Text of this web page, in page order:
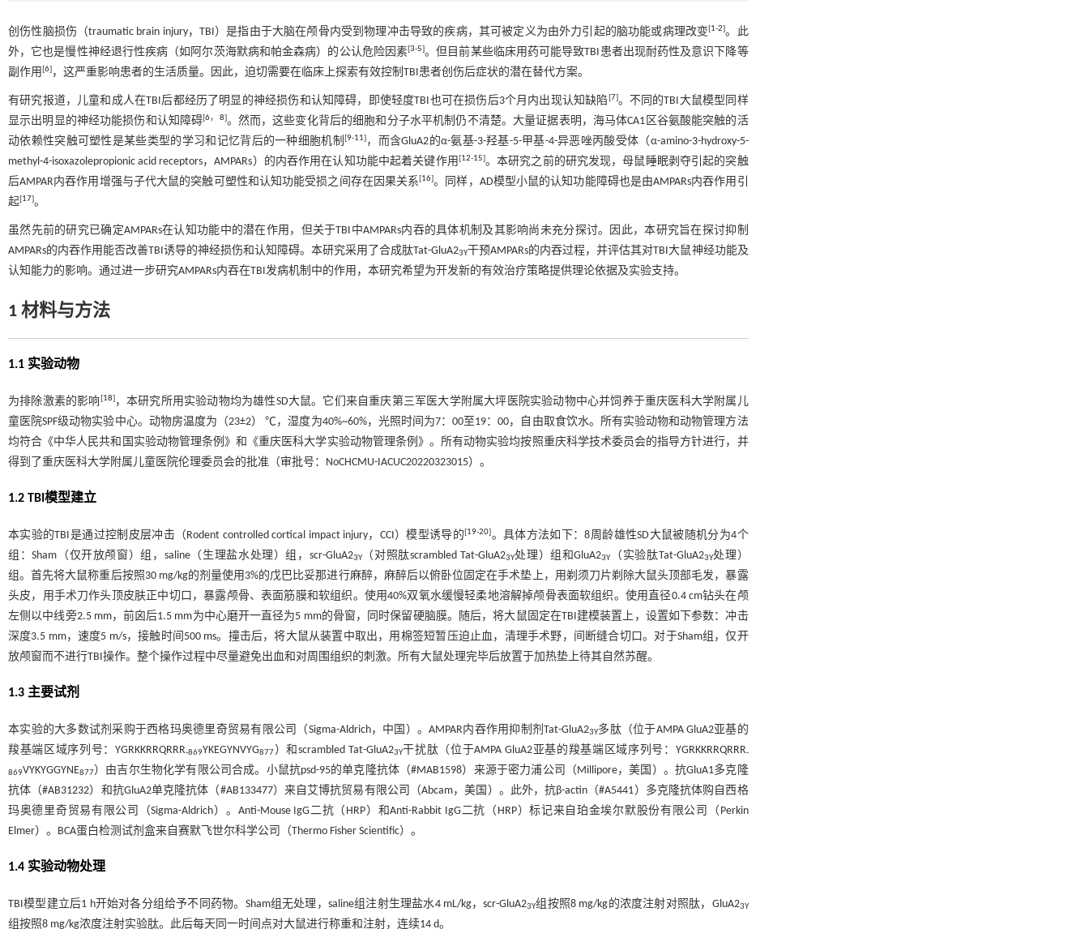
创伤性脑损伤（traumatic brain injury，TBI）是指由于大脑在颅骨内受到物理冲击导致的疾病，其可被定义为由外力引起的脑功能或病理改变[1-2]。此
外，它也是慢性神经退行性疾病（如阿尔茨海默病和帕金森病）的公认危险因素[3-5]。但目前某些临床用药可能导致TBI患者出现耐药性及意识下降等
副作用 [6] ，这严重影响患者的生活质量。因此，迫切需要在临床上探索有效控制TBI患者创伤后症状的潜在替代方案。
有研究报道，儿童和成人在TBI后都经历了明显的神经损伤和认知障碍，即使轻度TBI也可在损伤后3个月内出现认知缺陷 [7]。不同的TBI大鼠模型同样
显示出明显的神经功能损伤和认知障碍[6， 8]。然而，这些变化背后的细胞和分子水平机制仍不清楚。大量证据表明，海马体CA1区谷氨酸能突触的活
动依赖性突触可塑性是某些类型的学习和记忆背后的一种细胞机制[9-11] ，而含GluA2的α-氨基-3-羟基-5-甲基-4-异恶唑丙酸受体（α-amino-3-hydroxy-5-
methyl-4-isoxazolepropionic acid receptors，AMPARs）的内吞作用在认知功能中起着关键作用 [12-15]。本研究之前的研究发现，母鼠睡眠剥夺引起的突触
后AMPAR内吞作用增强与子代大鼠的突触可塑性和认知功能受损之间存在因果关系[16]。同样，AD模型小鼠的认知功能障碍也是由AMPARs内吞作用引
起[17]。
虽然先前的研究已确定AMPARs在认知功能中的潜在作用，但关于TBI中AMPARs内吞的具体机制及其影响尚未充分探讨。因此，本研究旨在探讨抑制
AMPARs的内吞作用能否改善TBI诱导的神经损伤和认知障碍。本研究采用了合成肽Tat-GluA23Y干预AMPARs的内吞过程，并评估其对TBI大鼠神经功能及
认知能力的影响。通过进一步研究AMPARs内吞在TBI发病机制中的作用，本研究希望为开发新的有效治疗策略提供理论依据及实验支持。
1 材料与方法
1.1 实验动物
为排除激素的影响 [18]，本研究所用实验动物均为雄性SD大鼠。它们来自重庆第三军医大学附属大坪医院实验动物中心并饲养于重庆医科大学附属儿
童医院SPF级动物实验中心。动物房温度为（23±2） ℃，湿度为40%~60%，光照时间为7：00至19：00，自由取食饮水。所有实验动物和动物管理方法
均符合《中华人民共和国实验动物管理条例》和《重庆医科大学实验动物管理条例》。所有动物实验均按照重庆科学技术委员会的指导方针进行，并
得到了重庆医科大学附属儿童医院伦理委员会的批准（审批号：NoCHCMU-IACUC20220323015）。
1.2 TBI模型建立
本实验的TBI是通过控制皮层冲击（Rodent controlled cortical impact injury，CCI）模型诱导的[19-20]。具体方法如下：8周龄雄性SD大鼠被随机分为4个
组：Sham（仅开放颅窗）组，saline（生理盐水处理）组，scr-GluA23Y（对照肽scrambled Tat-GluA23Y处理）组和GluA23Y（实验肽Tat-GluA23Y处理）
组。首先将大鼠称重后按照30 mg/kg的剂量使用3%的戊巴比妥那进行麻醉，麻醉后以俯卧位固定在手术垫上，用剃须刀片剃除大鼠头顶部毛发，暴露
头皮，用手术刀作头顶皮肤正中切口，暴露颅骨、表面筋膜和软组织。使用40%双氧水缓慢轻柔地溶解掉颅骨表面软组织。使用直径0.4 cm钻头在颅
左侧以中线旁2.5 mm，前囟后1.5 mm为中心磨开一直径为5 mm的骨窗，同时保留硬脑膜。随后，将大鼠固定在TBI建模装置上，设置如下参数：冲击
深度3.5 mm，速度5 m/s，接触时间500 ms。撞击后，将大鼠从装置中取出，用棉签短暂压迫止血，清理手术野，间断缝合切口。对于Sham组，仅开
放颅窗而不进行TBI操作。整个操作过程中尽量避免出血和对周围组织的刺激。所有大鼠处理完毕后放置于加热垫上待其自然苏醒。
1.3 主要试剂
本实验的大多数试剂采购于西格玛奥德里奇贸易有限公司（Sigma-Aldrich，中国）。AMPAR内吞作用抑制剂Tat-GluA23Y多肽（位于AMPA GluA2亚基的
羧基端区域序列号：YGRKKRRQRRR-869YKEGYNVYG877）和scrambled Tat-GluA23Y干扰肽（位于AMPA GluA2亚基的羧基端区域序列号：YGRKKRRQRRR-
869VYKYGGYNE877 ）由吉尔生物化学有限公司合成。小鼠抗psd-95的单克隆抗体（#MAB1598）来源于密力浦公司（Millipore，美国）。抗GluA1多克隆
抗体（#AB31232）和抗GluA2单克隆抗体（#AB133477）来自艾博抗贸易有限公司（Abcam，美国）。此外，抗β-actin（#A5441）多克隆抗体购自西格
玛奥德里奇贸易有限公司（Sigma-Aldrich）。Anti-Mouse IgG二抗（HRP）和Anti-Rabbit IgG二抗（HRP）标记来自珀金埃尔默股份有限公司（Perkin
Elmer）。BCA蛋白检测试剂盒来自赛默飞世尔科学公司（Thermo Fisher Scientific）。
1.4 实验动物处理
TBI模型建立后1 h开始对各分组给予不同药物。Sham组无处理，saline组注射生理盐水4 mL/kg，scr-GluA23Y组按照8 mg/kg的浓度注射对照肽，GluA23Y
组按照8 mg/kg浓度注射实验肽。此后每天同一时间点对大鼠进行称重和注射，连续14 d。